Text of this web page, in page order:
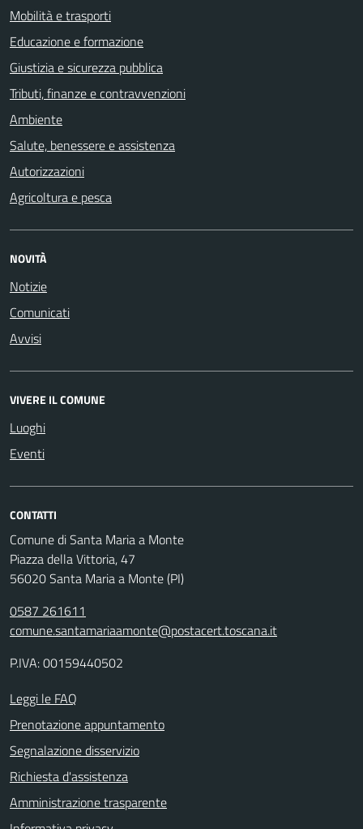
Mobilità e trasporti
Educazione e formazione
Giustizia e sicurezza pubblica
Tributi, finanze e contravvenzioni
Ambiente
Salute, benessere e assistenza
Autorizzazioni
Agricoltura e pesca
NOVITÀ
Notizie
Comunicati
Avvisi
VIVERE IL COMUNE
Luoghi
Eventi
CONTATTI
Comune di Santa Maria a Monte
Piazza della Vittoria, 47
56020 Santa Maria a Monte (PI)
0587 261611
comune.santamariaamonte@postacert.toscana.it
P.IVA: 00159440502
Leggi le FAQ
Prenotazione appuntamento
Segnalazione disservizio
Richiesta d'assistenza
Amministrazione trasparente